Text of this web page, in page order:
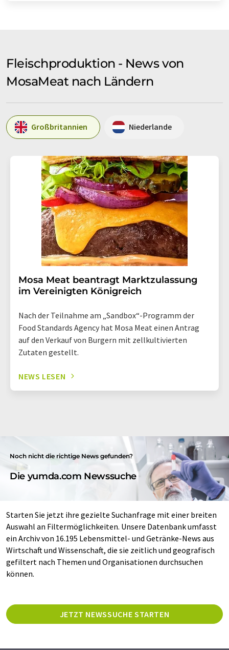
Fleischproduktion - News von
MosaMeat nach Ländern
Großbritannien Niederlande
Mosa Meat beantragt Marktzulassung
im Vereinigten Königreich
Nach der Teilnahme am „Sandbox“-Programm der
Food Standards Agency hat Mosa Meat einen Antrag
auf den Verkauf von Burgern mit zellkultivierten
Zutaten gestellt.
NEWS LESEN
Noch nicht die richtige News gefunden?
Die yumda.com Newssuche
Starten Sie jetzt ihre gezielte Suchanfrage mit einer breiten
Auswahl an Filtermöglichkeiten. Unsere Datenbank umfasst
ein Archiv von 16.195 Lebensmittel- und Getränke-News aus
Wirtschaft und Wissenschaft, die sie zeitlich und geografisch
gefiltert nach Themen und Organisationen durchsuchen
können.
JETZT NEWSSUCHE STARTEN